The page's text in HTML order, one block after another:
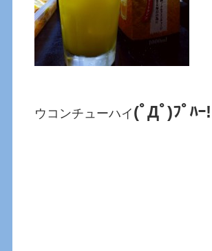
ウコンチューハイ (ﾟДﾟ)ﾌﾟﾊｰ!